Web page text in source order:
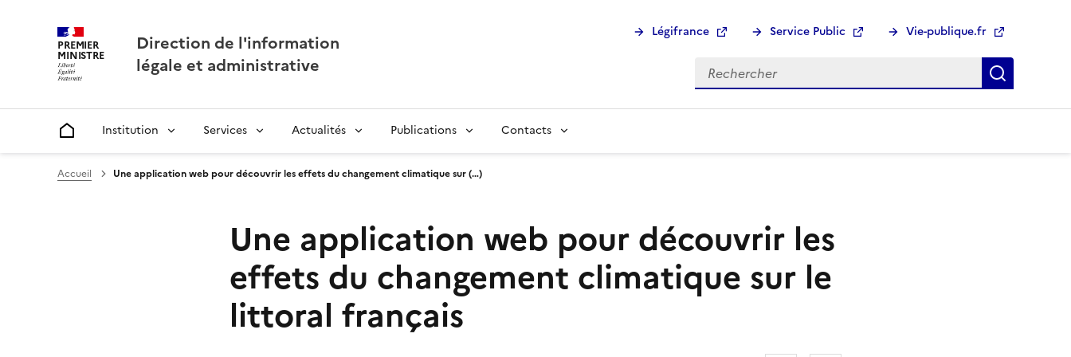
PREMIER
MINISTRE
Direction de l'information
légale et administrative
Légifrance Service Public Vie-publique.fr
Rechercher :
Institution Services Actualités Publications Contacts
Accueil Une application web pour découvrir les effets du changement climatique sur (…)
Une application web pour découvrir les
effets du changement climatique sur le
littoral français